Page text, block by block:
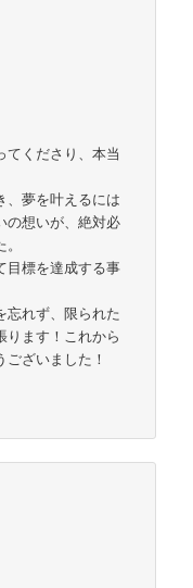
てくださり、本当
、夢を叶えるには
の想いが、絶対必
目標を達成する事
忘れず、限られた
ります！これから
ざいました！